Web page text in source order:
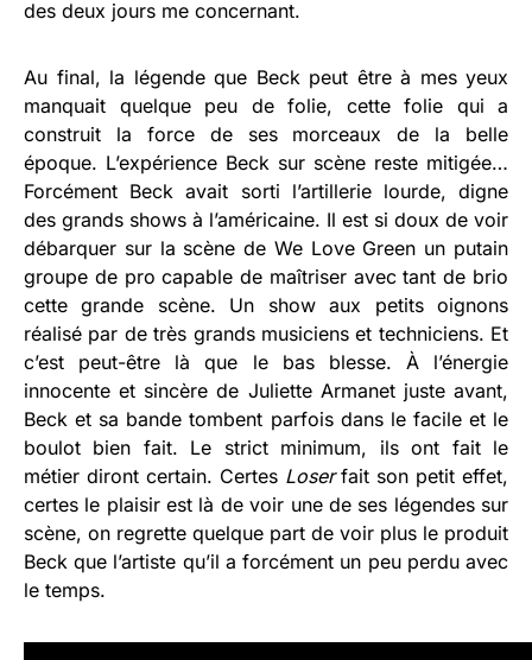
des deux jours me concernant.
Au final, la légende que Beck peut être à mes yeux
manquait quelque peu de folie, cette folie qui a
construit la force de ses morceaux de la belle
époque. L’expérience Beck sur scène reste mitigée…
Forcément Beck avait sorti l’artillerie lourde, digne
des grands shows à l’américaine. Il est si doux de voir
débarquer sur la scène de We Love Green un putain
groupe de pro capable de maîtriser avec tant de brio
cette grande scène. Un show aux petits oignons
réalisé par de très grands musiciens et techniciens. Et
c’est peut-être là que le bas blesse. À l’énergie
innocente et sincère de Juliette Armanet juste avant,
Beck et sa bande tombent parfois dans le facile et le
boulot bien fait. Le strict minimum, ils ont fait le
métier diront certain. Certes Loserfait son petit effet,
certes le plaisir est là de voir une de ses légendes sur
scène, on regrette quelque part de voir plus le produit
Beck que l’artiste qu’il a forcément un peu perdu avec
le temps.